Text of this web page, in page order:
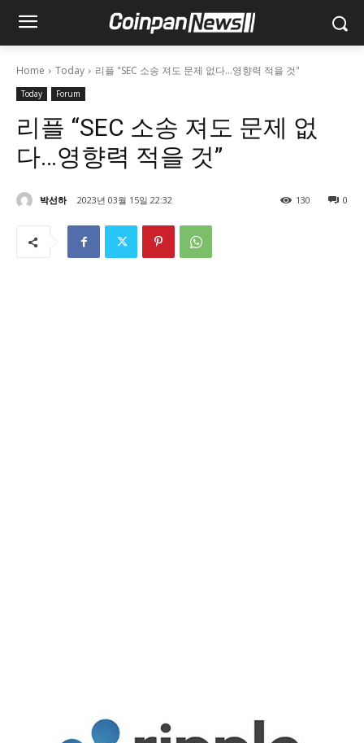
Home Today 리플 "SEC 소송 져도 문제 없다…영향력 적을 것"
Today Forum
리플 “SEC 소송 져도 문제 없
다…영향력 적을 것”
박선하 2023년 03월 15일 22:32 0
130